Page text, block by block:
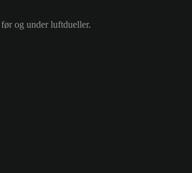
og under luftdueller.